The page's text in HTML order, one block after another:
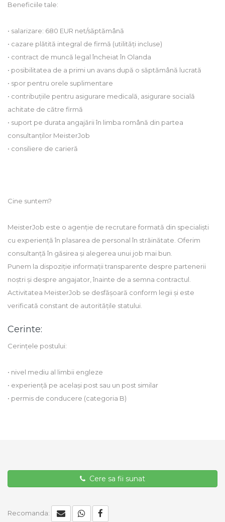
Beneficiile tale:
• salarizare: 680 EUR net/săptămână
• cazare plătită integral de firmă (utilități incluse)
• contract de muncă legal încheiat în Olanda
• posibilitatea de a primi un avans după o săptămână lucrată
• spor pentru orele suplimentare
• contribuțiile pentru asigurare medicală, asigurare socială
achitate de către firmă
• suport pe durata angajării în limba română din partea
consultanților MeisterJob
• consiliere de carieră
Cine suntem?
MeisterJob este o agenție de recrutare formată din specialiști
cu experiență în plasarea de personal în străinătate. Oferim
consultanță în găsirea și alegerea unui job mai bun.
Punem la dispoziție informații transparente despre partenerii
noștri și despre angajator, înainte de a semna contractul.
Activitatea MeisterJob se desfășoară conform legii și este
verificată constant de autoritățile statului.
Cerinte:
Cerințele postului:
• nivel mediu al limbii engleze
• experiență pe același post sau un post similar
• permis de conducere (categoria B)
Cere sa fii sunat
Recomanda: